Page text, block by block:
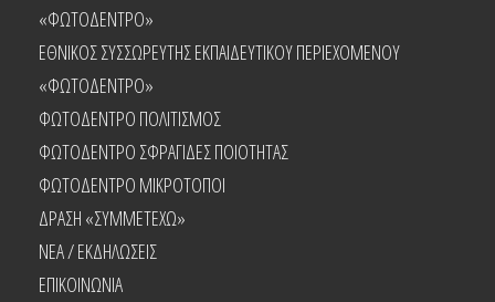
«ΦΩΤΟΔΕΝΤΡΟ»
ΕΘΝΙΚΟΣ ΣΥΣΣΩΡΕΥΤΗΣ ΕΚΠΑΙΔΕΥΤΙΚΟΥ ΠΕΡΙΕΧΟΜΕΝΟΥ
«ΦΩΤΟΔΕΝΤΡΟ»
ΦΩΤΟΔΕΝΤΡΟ ΠΟΛΙΤΙΣΜΟΣ
ΦΩΤΟΔΕΝΤΡΟ ΣΦΡΑΓΙΔΕΣ ΠΟΙΟΤΗΤΑΣ
ΦΩΤΟΔΕΝΤΡΟ ΜΙΚΡΟΤΟΠΟΙ
ΔΡΑΣΗ «ΣΥΜΜΕΤΕΧΩ»
NEA / ΕΚΔΗΛΩΣΕΙΣ
ΕΠΙΚΟΙΝΩΝΙΑ